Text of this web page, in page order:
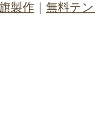
製作
無料テ